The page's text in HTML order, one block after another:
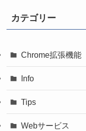
カテゴリー
Chrome拡張機能
Info
Tips
Webサービス